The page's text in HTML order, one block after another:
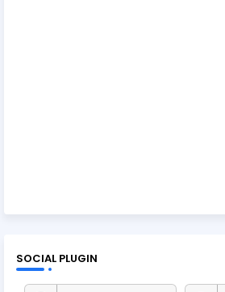
SOCIAL PLUGIN